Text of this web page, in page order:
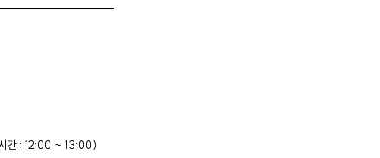
간 : 12:00 ~ 13:00)